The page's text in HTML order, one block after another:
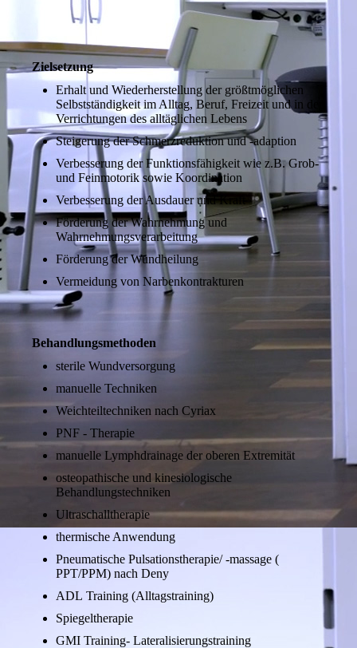
Zielsetzung
Erhalt und Wiederherstellung der größt­mögli­chen
Selbstständigkeit im Alltag, Beruf, Freizeit und in den
Verrichtungen des alltäglichen Lebens
Steigerung der Schmerzreduktion und -adaption
Verbesserung der Funktionsfähigkeit wie z.B. Grob-
und Feinmotorik sowie Koordination
Verbesserung der Ausdauer und Kraft
Förderung der Wahrnehmung und
Wahrnehmungsverarbeitung
Förderung der Wundheilung
Vermeidung von Narbenkontrakturen
Behandlungsmethoden
sterile Wundversorgung
manuelle Techniken
Weichteiltechniken nach Cyriax
PNF - Therapie
manuelle Lymphdrainage der oberen Extremität
osteopathische und kinesiologische
Behandlungstechniken
Ultraschalltherapie
thermische Anwendung
Pneumatische Pulsationstherapie/ -massage (
PPT/PPM) nach Deny
ADL Training (Alltagstraining)
Spiegeltherapie
GMI Training- Lateralisierungstraining